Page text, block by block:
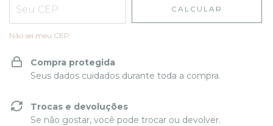
CALCULAR
Não sei meu CEP
Compra protegida
Seus dados cuidados durante toda a compra.
Trocas e devoluções
Se não gostar, você pode trocar ou devolver.